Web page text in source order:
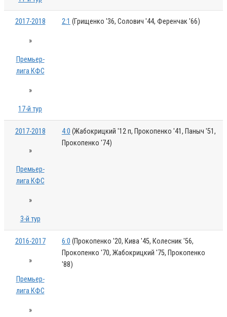
2017-2018
»
Премьер-
лига КФС
»
17-й тур
2:1 (Грищенко '36, Солович '44, Ференчак '66)
2017-2018
»
Премьер-
лига КФС
»
3-й тур
4:0 (Жабокрицкий '12 п, Прокопенко '41, Паныч '51,
Прокопенко '74)
2016-2017
»
Премьер-
лига КФС
»
6:0 (Прокопенко '20, Кива '45, Колесник '56,
Прокопенко '70, Жабокрицкий '75, Прокопенко
'88)